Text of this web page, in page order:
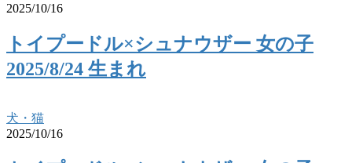
2025/10/16
トイプードル×シュナウザー 女の子
2025/8/24 生まれ
犬・猫
2025/10/16